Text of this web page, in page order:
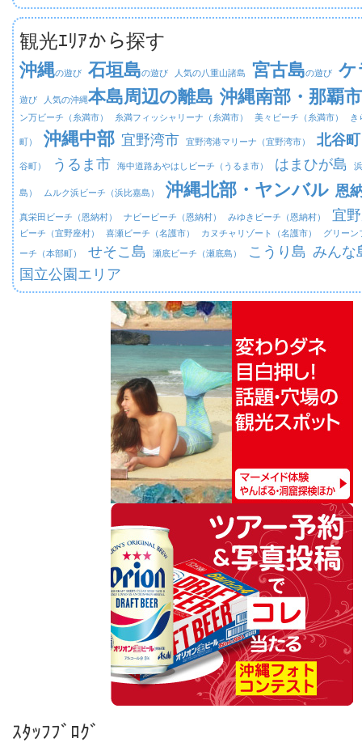
観光ｴﾘｱから探す
沖縄の遊び 石垣島の遊び 人気の八重山諸島 宮古島の遊び ケ
遊び 人気の沖縄本島周辺の離島 沖縄南部・那覇市
ン万ビーチ（糸満市） 糸満フィッシャリーナ（糸満市） 美々ビーチ（糸満市） き
町） 沖縄中部 宜野湾市 宜野湾港マリーナ（宜野湾市） 北谷町
谷町） うるま市 海中道路あやはしビーチ（うるま市） はまひが島
島） ムルク浜ビーチ（浜比嘉島） 沖縄北部・ヤンバル 恩
真栄田ビーチ（恩納村） ナビービーチ（恩納村） みゆきビーチ（恩納村） 宜
ビーチ（宜野座村） 喜瀬ビーチ（名護市） カヌチャリゾート（名護市） グリーン
ーチ（本部町） せそこ島 瀬底ビーチ（瀬底島） こうり島 みんな
国立公園エリア
ｽﾀｯﾌﾌﾞﾛｸﾞ